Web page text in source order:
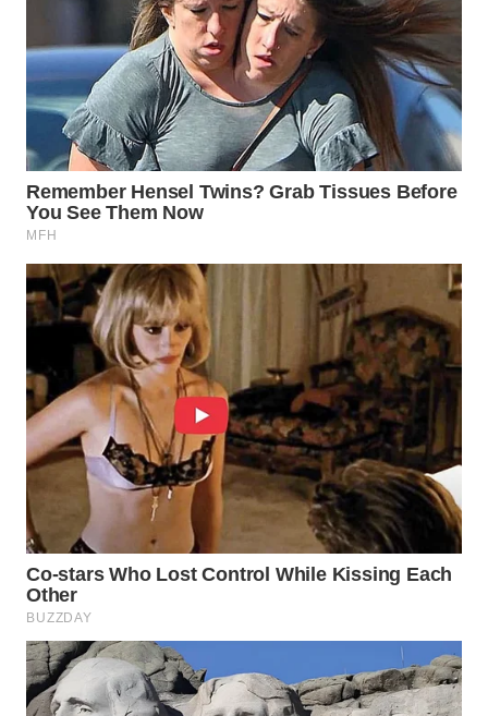
TIMUR
WN
SEMARANG
WN
SOLO
WN
BOROBUDUR
MADURA
WN
SURABAYA
NATUNA
WN
BINTAN
MANDALIKA